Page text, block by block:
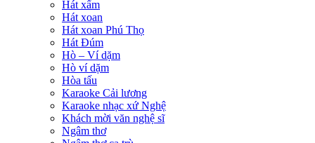
Hát xẩm
Hát xoan
Hát xoan Phú Thọ
Hát Đúm
Hò – Ví dặm
Hò ví dặm
Hòa tấu
Karaoke Cải lương
Karaoke nhạc xứ Nghệ
Khách mời văn nghệ sĩ
Ngâm thơ